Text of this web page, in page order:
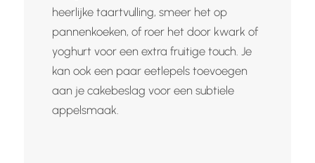
heerlijke taartvulling, smeer het op
pannenkoeken, of roer het door kwark of
yoghurt voor een extra fruitige touch. Je
kan ook een paar eetlepels toevoegen
aan je cakebeslag voor een subtiele
appelsmaak.